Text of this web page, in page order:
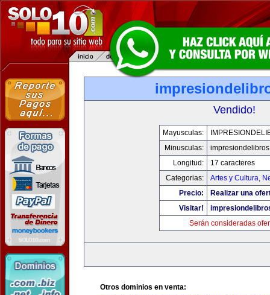
Vendido!
Mayusculas:
Minusculas:
Longitud:
17 caracteres
Categorias:
Artes y Cultura,
Precio:
Realizar una
Visitar!
Serán consideradas
Otros dominios en venta: